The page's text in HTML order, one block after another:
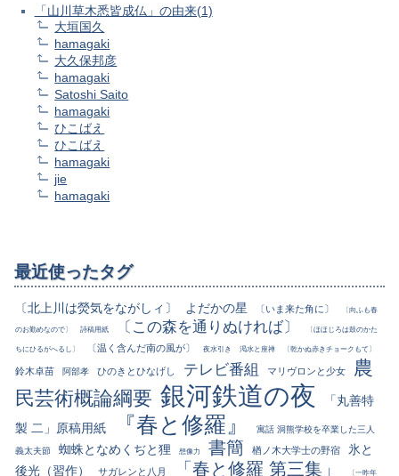
「山川草木悉皆成仏」の由来(1)
大垣国久
hamagaki
大久保邦彦
hamagaki
Satoshi Saito
hamagaki
ひこばえ
ひこばえ
hamagaki
jie
hamagaki
最近使ったタグ
〔北上川は熒気をながしィ〕 よだかの星 〔いま来た角に〕 〔向ふも春
のお勤めなので〕 詩稿用紙 〔この森を通りぬければ〕 〔ほほじろは鼓のかた
ちにひるがへるし〕 〔温く含んだ南の風が〕 夜水引き 渇水と座禅 〔乾かぬ赤きチョークもて〕
鈴木卓苗 阿部孝 ひのきとひなげし テレビ番組 マリヴロンと少女
農
民芸術概論綱要 銀河鉄道の夜
「丸善特
製 二」原稿用紙
『春と修羅』 寓話 洞熊学校を卒業した三人
義太夫節 蜘蛛となめくぢと狸 想像力 書簡 楢ノ木大学士の野宿
氷と
後光（習作）
サガレンと八月 「春と修羅 第三集」 〔一昨年